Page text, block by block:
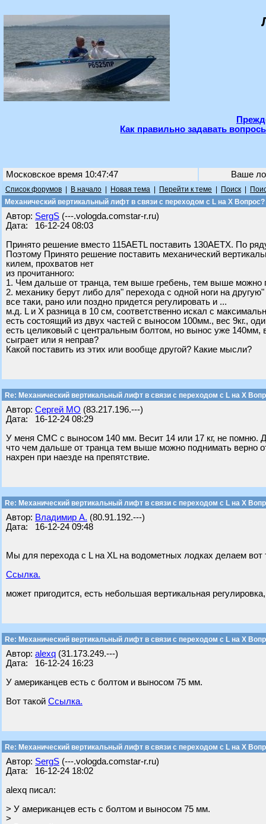
Как правильно задавать
Московское время 10:47:47 Ваше
Список форумов В начало Новая тема Перейти к теме Поиск
Механический вертикальный лифт в связи с переходом с L на Х Вопрос?
Автор: SergS (---.vologda.comstar-r.ru)
Дата: 16-12-24 08:03
Принято решение вместо 115АETL поставить 130AETX. По
Поэтому Принято решение поставить механический
килем, прохватов нет
из прочитанного:
1. Чем дальше от транца, тем выше гребень, тем выше можно
2. механику берут либо для" перехода с одной ноги на
все таки, рано или поздно придется регулировать и ...
м.д. L и X разница в 10 см, соответственно искал с
есть состоящий из двух частей с выносом 100мм., вес 9кг.,
есть целиковый с центральным болтом, но вынос уже
сыграет или я неправ?
Какой поставить из этих или вообще другой? Какие мысли?
Re: Механический вертикальный лифт в связи с переходом с L на Х
Автор: Сергей МО (83.217.196.---)
Дата: 16-12-24 08:29
У меня СМС с выносом 140 мм. Весит 14 или 17 кг, не помню.
что чем дальше от транца тем выше можно поднимать верно
нахрен при наезде на препятствие.
Re: Механический вертикальный лифт в связи с переходом с L на Х
Автор: Владимир А. (80.91.192.---)
Дата: 16-12-24 09:48
Мы для перехода с L на XL на водометных лодках делаем вот
Ссылка.
может пригодится, есть небольшая вертикальная
Re: Механический вертикальный лифт в связи с переходом с L на Х
Автор: alexq (31.173.249.---)
Дата: 16-12-24 16:23
У американцев есть с болтом и выносом 75 мм.
Вот такой Ссылка.
Re: Механический вертикальный лифт в связи с переходом с L на Х
Автор: SergS (---.vologda.comstar-r.ru)
Дата: 16-12-24 18:02
alexq писал:
> У американцев есть с болтом и выносом 75 мм.
>